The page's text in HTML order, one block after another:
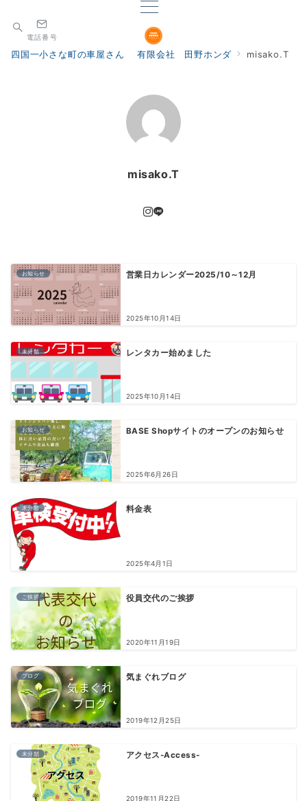
電話番号
四国一小さな町の車屋さん 有限会社 田野ホンダ misako.T
misako.T
お知らせ 営業日カレンダー2025/10～12月
2025年10月14日
未分類 レンタカー始めました
2025年10月14日
お知らせ BASE Shopサイトのオープンのお知らせ
2025年6月26日
未分類 料金表
2025年4月1日
ご挨拶 役員交代のご挨拶
2020年11月19日
ブログ 気まぐれブログ
2019年12月25日
未分類 アクセス-Access-
2019年11月22日